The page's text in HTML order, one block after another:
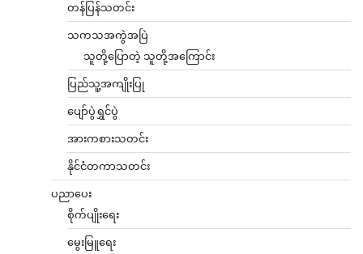
တန်ပြန်သတင်း
သကသအကွဲအပြဲ
သူတို့ပြောတဲ့ သူတို့အကြောင်း
ပြည်သူ့အကျိုးပြု
ပျော်ပွဲရွှင်ပွဲ
အားကစားသတင်း
နိုင်ငံတကာသတင်း
ပညာပေး
စိုက်ပျိုးရေး
မွေးမြူရေး